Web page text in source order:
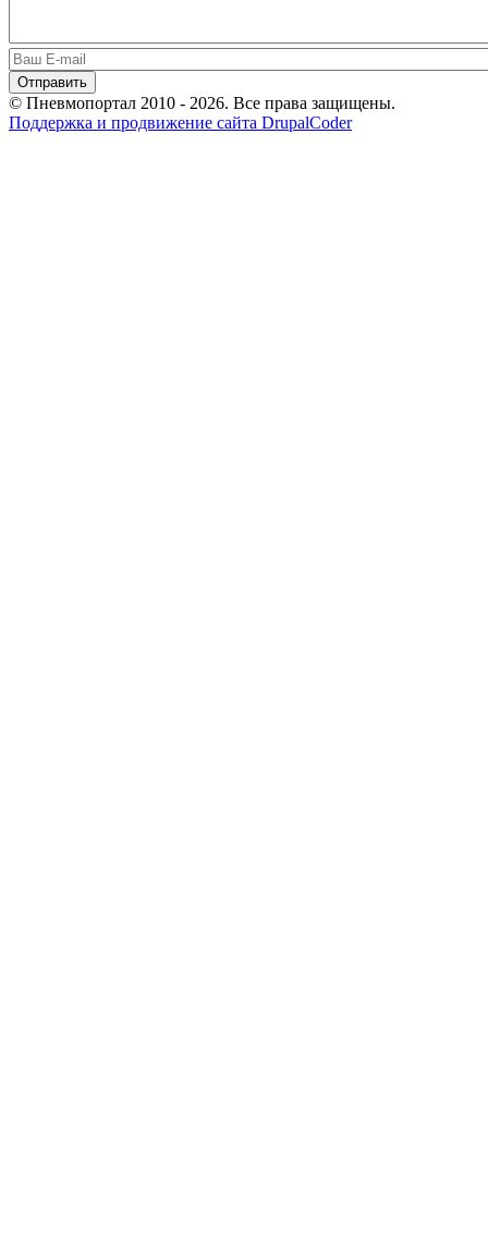
© Пневмопортал 2010 - 2026. Все права защищены.
Поддержка и продвижение сайта DrupalCoder